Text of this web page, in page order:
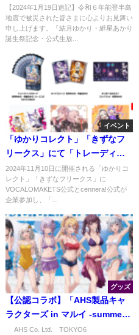
ブパート高画質再放送」ニコニ
コ公式にて無料生放送決定
【1/19追記】
【2024年1月19日追記】令和６年能登半島
地震で被災された皆さまに心よりお見舞い
申し上げます。「結月ゆかり・紲星あかり
誕生祭記念・公式生放...
イベント
「ゆかりコレクト」「きずなフ
リークス」にて「トレーディン
グカード 結月ゆかり・紲星あか
り シーズン2」など販売
2024年11月10日に開催される「ゆかりコ
レクト」「きずなフリークス」に
VOCALOMAKETS公式とcennera!公式が
企業参加し、「...
グッズ
【公認コラボ】「AHS製品キャ
ラクターズ in マルイ -summer
vacation-」のオリジナルグッズ
© AHS Co. Ltd.©TOKYO6